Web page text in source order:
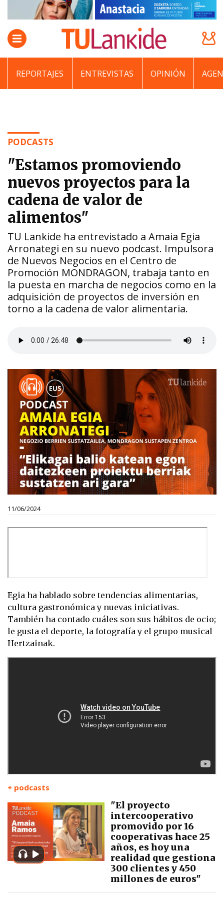
REPORTAJES ENTREVISTAS OPINIÓN
PODCASTS
"Estamos promoviendo
nuevos proyectos para la
cadena de valor de
alimentos"
TU Lankide ha entrevistado a Amaia Egia
Arronategi en su nuevo podcast. Impulsora
de Nuevos Negocios en el Centro de
Promoción MONDRAGON, trabaja tanto en
la puesta en marcha de negocios como en la
adquisición de proyectos de inversión en
torno a la cadena de valor alimentaria.
11/06/2024
Egia ha hablado sobre tendencias alimentarias,
cultura gastronómica y nuevas iniciativas.
También ha contado cuáles son sus hábitos de ocio;
le gusta el deporte, la fotografía y el grupo musical
Hertzainak.
+ podcasts
"El proyecto
intercooperativo
promovido por 16
cooperativas hace 25
años, es hoy una
realidad que gestiona
300 clientes y 450
millones de euros"